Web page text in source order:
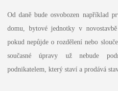
Od daně bude osvobozen například
domu, bytové jednotky v
pokud nepůjde o rozdělení nebo
současné úpravy už nebude
podnikatelem, který staví a prodává